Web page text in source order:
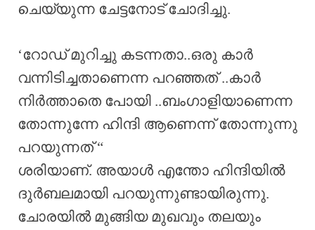
ചെയ്യുന്ന ചേട്ടനോട് ചോദിച്ചു.
‘റോഡ് മുറിച്ചു കടന്നതാ..ഒരു കാർ
വന്നിടിച്ചതാണെന്ന പറഞ്ഞത് ..കാർ
നിർത്താതെ പോയി ..ബംഗാളിയാണെന്ന
തോന്നുന്നേ ഹിന്ദി ആണെന്ന് തോന്നുന്നു
പറയുന്നത് “
ശരിയാണ്. അയാൾ എന്തോ ഹിന്ദിയിൽ
ദുർബലമായി പറയുന്നുണ്ടായിരുന്നു.
ചോരയിൽ മുങ്ങിയ മുഖവും തലയും